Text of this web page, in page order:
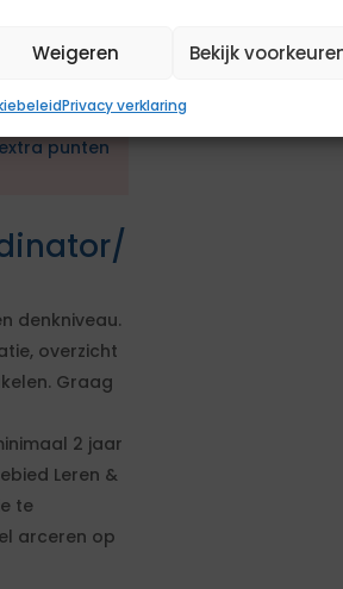
Weigeren Bekijk
Privacy verklaring
De
aanmerking
punten
denkniveau.
overzicht
Graag
2 jaar
Leren &
te
arceren op